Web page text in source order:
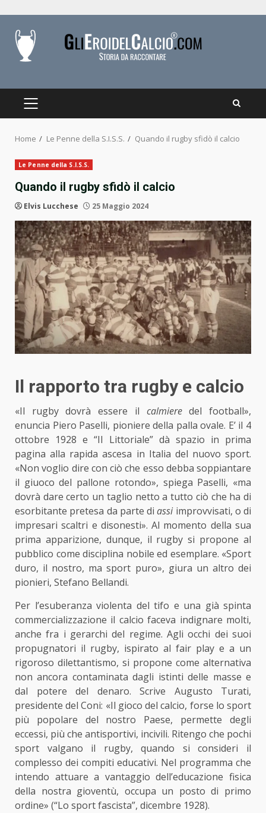
content
PRIMARY
Home Le Penne della S.I.S.S. Quando il rugby sfidò il calcio
Le Penne della S.I.S.S.
Quando il rugby sfidò il calcio
Elvis Lucchese 25 Maggio 2024
Il rapporto tra rugby e calcio
«Il rugby dovrà essere il calmieredel football»,
enuncia Piero Paselli, pioniere della palla ovale. E’ il 4
ottobre 1928 e “Il Littoriale” dà spazio in prima
pagina alla rapida ascesa in Italia del nuovo sport.
«Non voglio dire con ciò che esso debba soppiantare
il giuoco del pallone rotondo», spiega Paselli, «ma
dovrà dare certo un taglio netto a tutto ciò che ha di
esorbitante pretesa da parte diassiimprovvisati, o di
impresari scaltri e disonesti». Al momento della sua
prima apparizione, dunque, il rugby si propone al
pubblico come disciplina nobile ed esemplare. «Sport
duro, il nostro, ma sport puro», giura un altro dei
pionieri, Stefano Bellandi.
Per l’esuberanza violenta del tifo e una già spinta
commercializzazione il calcio faceva indignare molti,
anche fra i gerarchi del regime. Agli occhi dei suoi
propugnatori il rugby, ispirato al fair play e a un
rigoroso dilettantismo, si propone come alternativa
non ancora contaminata dagli istinti delle masse e
dal potere del denaro. Scrive Augusto Turati,
presidente del Coni: «Il gioco del calcio, forse lo sport
più popolare del nostro Paese, permette degli
eccessi, più che antisportivi, incivili. Ritengo che pochi
sport valgano il rugby, quando si consideri il
complesso dei compiti educativi. Nel programma che
intendo attuare a vantaggio dell’educazione fisica
della nostra gioventù, occupa un posto di primo
ordine» (“Lo sport fascista”, dicembre 1928).